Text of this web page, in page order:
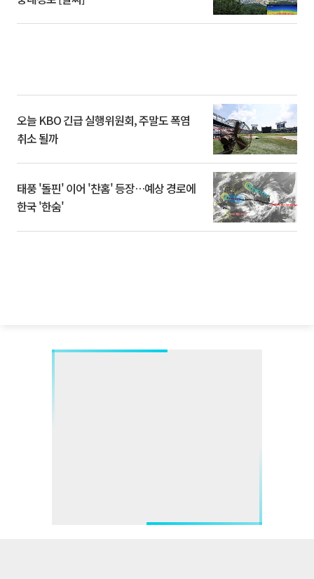
오늘 KBO 긴급 실행위원회, 주말도 폭염
취소 될까
태풍 '돌핀' 이어 '찬홈' 등장…예상 경로에
한국 '한숨'